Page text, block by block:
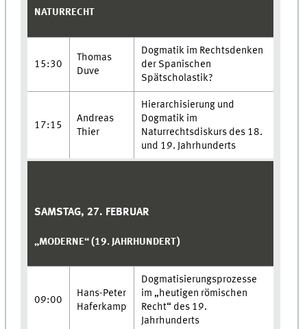
NATURRECHT
15:30
Thomas
Duve
Dogmatik im Rechtsdenken
der Spanischen
Spätscholastik?
17:15
Andreas
Thier
Hierarchisierung und
Dogmatik im
Naturrechtsdiskurs des 18.
und 19. Jahrhunderts
SAMSTAG, 27. FEBRUAR
„MODERNE“ (19. JAHRHUNDERT)
09:00
Hans-Peter
Haferkamp
Dogmatisierungsprozesse
im „heutigen römischen
Recht“ des 19.
Jahrhunderts